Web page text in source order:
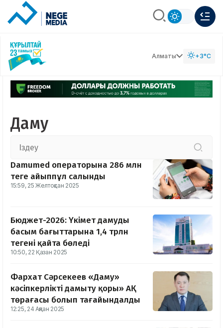
Алматы +3°C
Даму
Damumed операторына 286 млн
теңге айыппұл салынды
15:59, 25 Желтоқсан 2025
Бюджет-2026: Үкімет дамудың
басым бағыттарына 1,4 трлн
теңгені қайта бөледі
10:50, 22 Қазан 2025
Фархат Сәрсекеев «Даму»
кәсіпкерлікті дамыту қоры» АҚ
төрағасы болып тағайындалды
12:25, 24 Ақпан 2025